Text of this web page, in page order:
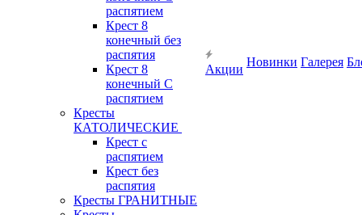
распятием
Крест 8
конечный без
распятия
Крест 8
конечный С
распятием
Кресты
КАТОЛИЧЕСКИЕ
Крест с
распятием
Крест без
распятия
Кресты ГРАНИТНЫЕ
Акции
Новинки Галерея